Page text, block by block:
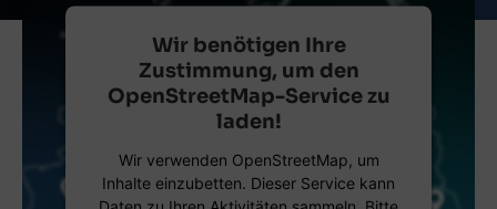
Wir benötigen Ihre
Zustimmung, um den
OpenStreetMap-Service zu
laden!
Wir verwenden OpenStreetMap, um
Inhalte einzubetten. Dieser Service kann